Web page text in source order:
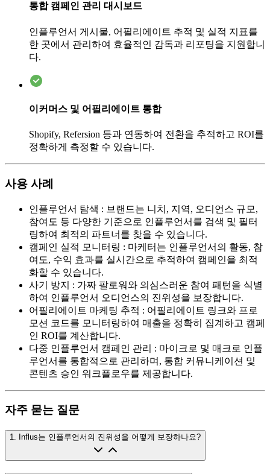
통합 캠페인 관리 대시보드
인플루언서 게시물, 어필리에이트 추적 및 실적 지표를
한 곳에서 관리하여 효율적인 감독과 리포팅을 지원합니
다.
이커머스 및 어필리에이트 통합
Shopify, Refersion 등과 연동하여 전환을 추적하고 ROI를
정확하게 측정할 수 있습니다.
사용 사례
인플루언서 탐색 : 브랜드는 니치, 지역, 오디언스 규모,
참여도 등 다양한 기준으로 인플루언서를 검색 및 필터
링하여 최적의 파트너를 찾을 수 있습니다.
캠페인 실적 모니터링 : 마케터는 인플루언서의 활동, 참
여도, 수익 효과를 실시간으로 추적하여 캠페인을 최적
화할 수 있습니다.
사기 방지
: 가짜 팔로워와 의심스러운 참여 패턴을 식별
하여 인플루언서 오디언스의 진위성을 보장합니다.
어필리에이트 마케팅 추적 : 어필리에이트 링크와 프로
모션 코드를 모니터링하여 매출을 정확히 집계하고 캠페
인 ROI를 계산합니다.
다중 인플루언서 캠페인 관리 : 마이크로 및 매크로 인플
루언서를 통합적으로 관리하며, 통합 커뮤니케이션 및
콘텐츠 승인 워크플로우를 제공합니다.
자주 묻는 질문
1 Influs는 인플루언서의 진위성을 어떻게 보장하나요?